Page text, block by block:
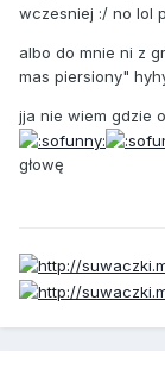
wczesniej :/ no lol
albo do mnie ni z
mas piersiony"
jja nie wiem gdzie
głowę